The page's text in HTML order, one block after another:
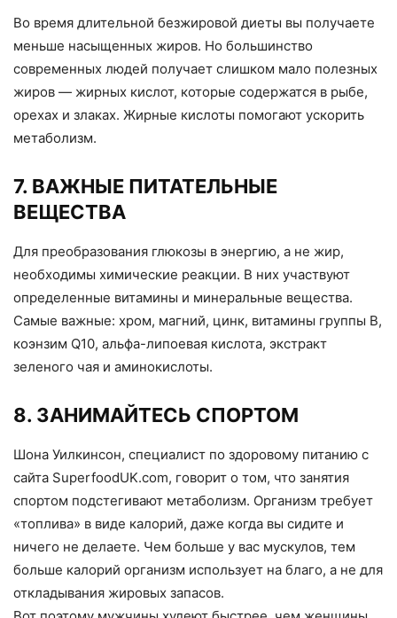
Во время длительной безжировой диеты вы получаете
меньше насыщенных жиров. Но большинство
современных людей получает слишком мало полезных
жиров — жирных кислот, которые содержатся в рыбе,
орехах и злаках. Жирные кислоты помогают ускорить
метаболизм.
7. ВАЖНЫЕ ПИТАТЕЛЬНЫЕ
ВЕЩЕСТВА
Для преобразования глюкозы в энергию, а не жир,
необходимы химические реакции. В них участвуют
определенные витамины и минеральные вещества.
Самые важные: хром, магний, цинк, витамины группы В,
коэнзим Q10, альфа-липоевая кислота, экстракт
зеленого чая и аминокислоты.
8. ЗАНИМАЙТЕСЬ СПОРТОМ
Шона Уилкинсон, специалист по здоровому питанию с
сайта SuperfoodUK.com, говорит о том, что занятия
спортом подстегивают метаболизм. Организм требует
«топлива» в виде калорий, даже когда вы сидите и
ничего не делаете. Чем больше у вас мускулов, тем
больше калорий организм использует на благо, а не для
откладывания жировых запасов.